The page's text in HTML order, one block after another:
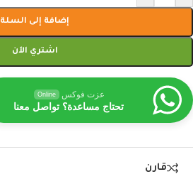
إضافة إلى السلة
اشتري الآن
عزت فوكس Online
تحتاج مساعدة؟ تواصل معنا
قارن